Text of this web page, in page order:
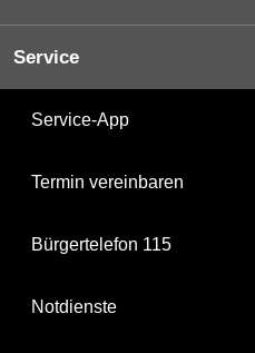
Service
Service-App
Termin vereinbaren
Bürgertelefon 115
Notdienste